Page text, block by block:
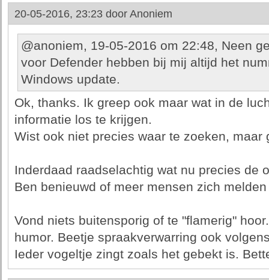
20-05-2016, 23:23 door Anoniem
@anoniem, 19-05-2016 om 22:48, Neen
voor Defender hebben bij mij altijd het
Windows update.
Ok, thanks. Ik greep ook maar wat in de
informatie los te krijgen.
Wist ook niet precies waar te zoeken, maar
Inderdaad raadselachtig wat nu precies de
Ben benieuwd of meer mensen zich
Vond niets buitensporig of te "flamerig"
humor. Beetje spraakverwarring ook
Ieder vogeltje zingt zoals het gebekt is.